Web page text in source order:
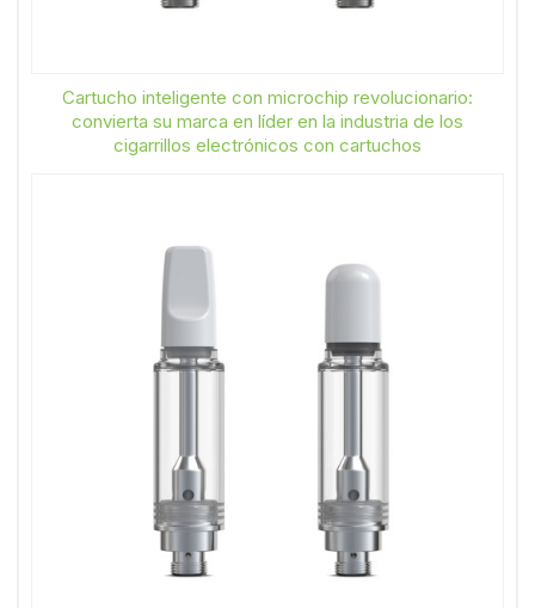
Cartucho inteligente con microchip revolucionario:
convierta su marca en líder en la industria de los
cigarrillos electrónicos con cartuchos